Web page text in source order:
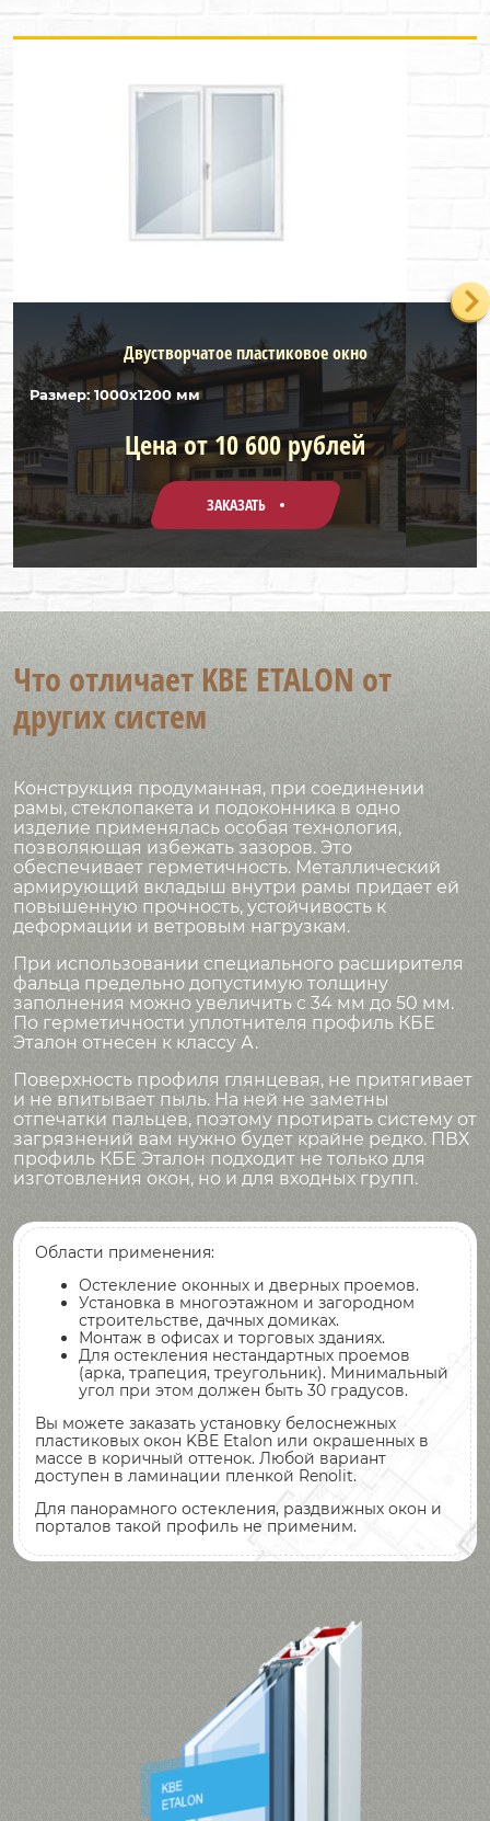
Двустворчатое пластиковое окно
Размер: 1000х1200 мм
Цена от 10 600 рублей
ЗАКАЗАТЬ
Что отличает KBE ETALON от
других систем
Конструкция продуманная, при соединении
рамы, стеклопакета и подоконника в одно
изделие применялась особая технология,
позволяющая избежать зазоров. Это
обеспечивает герметичность. Металлический
армирующий вкладыш внутри рамы придает ей
повышенную прочность, устойчивость к
деформации и ветровым нагрузкам.
При использовании специального расширителя
фальца предельно допустимую толщину
заполнения можно увеличить с 34 мм до 50 мм.
По герметичности уплотнителя профиль КБЕ
Эталон отнесен к классу А.
Поверхность профиля глянцевая, не притягивает
и не впитывает пыль. На ней не заметны
отпечатки пальцев, поэтому протирать систему от
загрязнений вам нужно будет крайне редко. ПВХ
профиль КБЕ Эталон подходит не только для
изготовления окон, но и для входных групп.
Области применения:
Остекление оконных и дверных проемов.
Установка в многоэтажном и загородном
строительстве, дачных домиках.
Монтаж в офисах и торговых зданиях.
Для остекления нестандартных проемов
(арка, трапеция, треугольник). Минимальный
угол при этом должен быть 30 градусов.
Вы можете заказать установку белоснежных
пластиковых окон KBE Etalon или окрашенных в
массе в коричный оттенок. Любой вариант
доступен в ламинации пленкой Renolit.
Для панорамного остекления, раздвижных окон и
порталов такой профиль не применим.